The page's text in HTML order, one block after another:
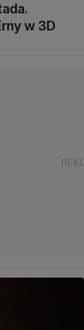
w 3D